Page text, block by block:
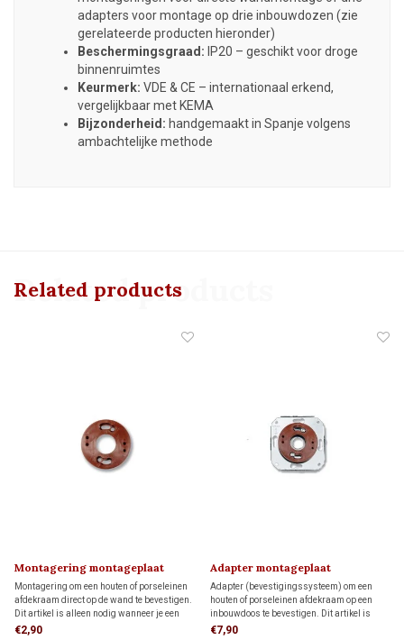
adapters voor montage op drie inbouwdozen (zie
gerelateerde producten hieronder)
Beschermingsgraad: IP20 – geschikt voor droge
binnenruimtes
Keurmerk: VDE & CE – internationaal erkend,
vergelijkbaar met KEMA
Bijzonderheid: handgemaakt in Spanje volgens
ambachtelijke methode
Related products
Related products
Montagering montageplaat
Montagering om een houten of porseleinen
afdekraam direct op de wand te bevestigen.
Dit artikel is alleen nodig wanneer je een
FONTINI-afdekraam als montageplaat voor
€2,90
Adapter montageplaat
Adapter (bevestigingssysteem) om een
houten of porseleinen afdekraam op een
inbouwdoos te bevestigen. Dit artikel is
alleen nodig wanneer je een FONTINI-
€7,90